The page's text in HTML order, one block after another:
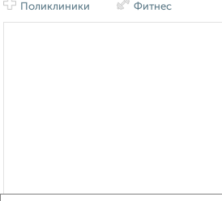
Поликлиники Фитнес